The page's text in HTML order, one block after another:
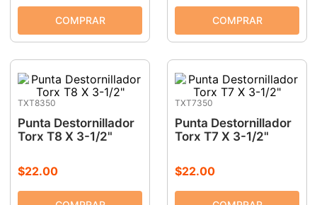
TXT8350
Punta Destornillador
Torx T8 X 3-1/2"
$22.00
TXT7350
Punta Destornillador
Torx T7 X 3-1/2"
$22.00
10
-cut